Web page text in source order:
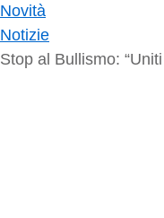
Novità
Notizie
Stop al Bullismo: